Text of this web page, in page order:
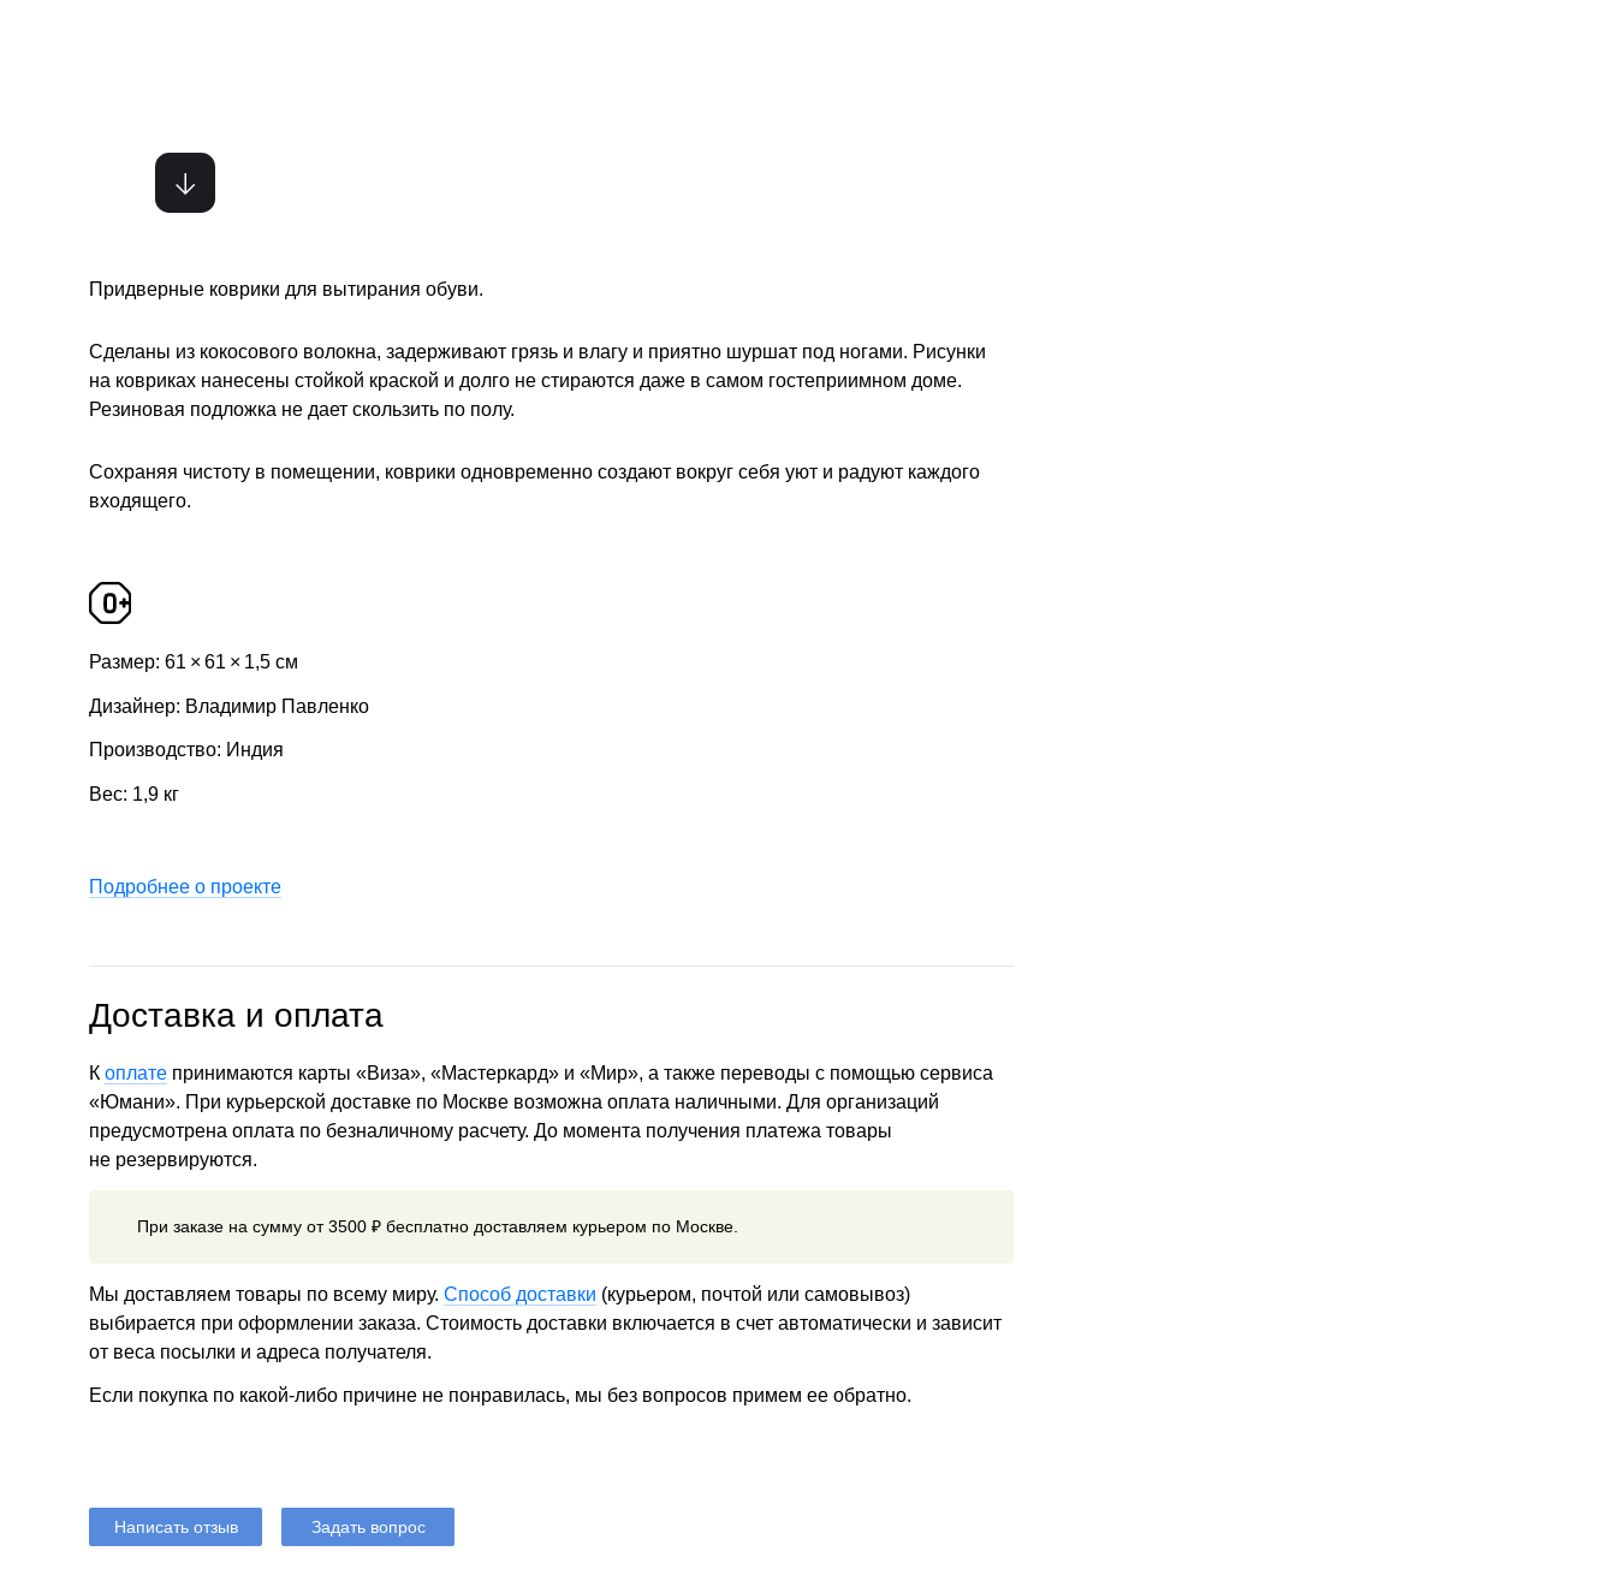
Придверные коврики для вытирания обуви.
Сделаны из кокосового волокна, задерживают грязь и влагу и приятно шуршат под ногами. Рисунки
на ковриках нанесены стойкой краской и долго не стираются даже в самом гостеприимном доме.
Резиновая подложка не дает скользить по полу.
Сохраняя чистоту в помещении, коврики одновременно создают вокруг себя уют и радуют каждого
входящего.
Размер: 61 × 61 × 1,5 см
Дизайнер: Владимир Павленко
Производство: Индия
Вес: 1,9 кг
Подробнее о проекте
Доставка и оплата
К оплате принимаются карты «Виза», «Мастеркард» и «Мир», а также переводы с помощью сервиса
«Юмани». При курьерской доставке по Москве возможна оплата наличными. Для организаций
предусмотрена оплата по безналичному расчету. До момента получения платежа товары
не резервируются.
При заказе на сумму от 3500 ₽ бесплатно доставляем курьером по Москве.
Мы доставляем товары по всему миру. Способ доставки (курьером, почтой или самовывоз)
выбирается при оформлении заказа. Стоимость доставки включается в счет автоматически и зависит
от веса посылки и адреса получателя.
Если покупка по какой-либо причине не понравилась, мы без вопросов примем ее обратно.
Написать отзыв Задать вопрос